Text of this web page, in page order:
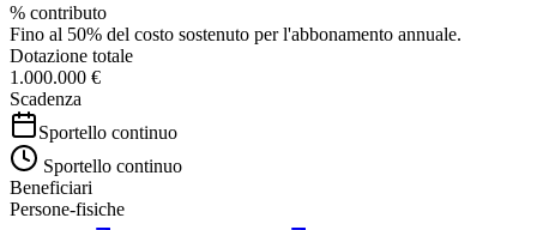
% contributo
Fino al 50% del costo sostenuto per l'abbonamento annuale.
Dotazione totale
1.000.000 €
Scadenza
Sportello continuo
Sportello continuo
Beneficiari
Persone-fisiche